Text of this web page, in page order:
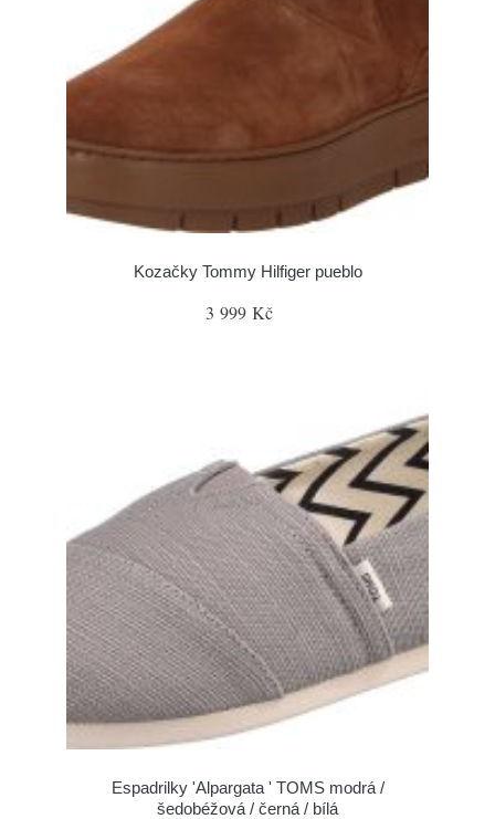
Kozačky Tommy Hilfiger pueblo
3 999 Kč
Espadrilky 'Alpargata ' TOMS modrá /
šedobéžová / černá / bílá